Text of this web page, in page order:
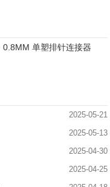
0.8MM 单塑排针连接器
2025-05-21
2025-05-13
2025-04-30
2025-04-25